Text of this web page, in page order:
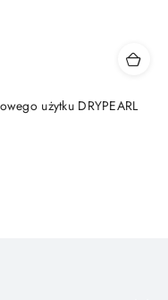
użytku DRYPEARL